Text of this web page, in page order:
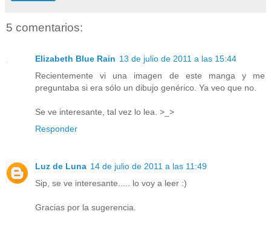
5 comentarios:
Elizabeth Blue Rain 13 de julio de 2011 a las 15:44
Recientemente vi una imagen de este manga y me
preguntaba si era sólo un dibujo genérico. Ya veo que no.
Se ve interesante, tal vez lo lea. >_>
Responder
Luz de Luna 14 de julio de 2011 a las 11:49
Sip, se ve interesante..... lo voy a leer :)
Gracias por la sugerencia.